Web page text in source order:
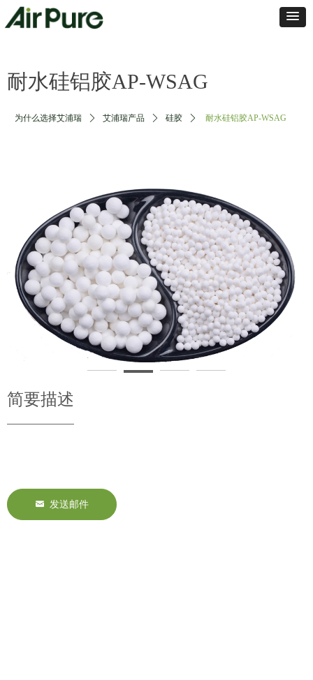
耐水硅铝胶AP-WSAG
简要描述
낂 发送邮件
为什么选择艾浦瑞 ꄲ 艾浦瑞产品 ꄲ 硅胶 ꄲ 耐水硅铝胶AP-WSAG